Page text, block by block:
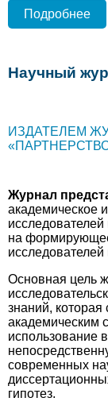
Подробнее
Научный
ИЗДАТЕЛЕМ
Журнал
академическое
на
Основная цель
знаний, которая
академическим
использование
современных
гипотез.